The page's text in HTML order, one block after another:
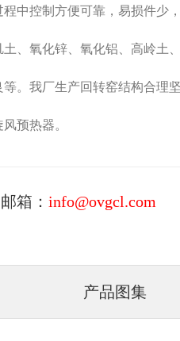
中控制方便可靠，易损件少
、氧化锌、氧化铝、高岭土
。我厂生产回转窑结构合理
预热器。
箱： info@ovgcl.com
产品图集